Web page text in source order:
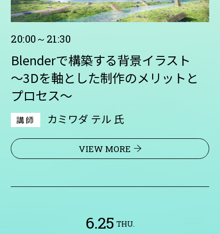
20:00～21:30
Blenderで構築する背景イラスト
～3Dを軸とした制作のメリットと
プロセス～
講師 カミワダ テル 氏
VIEW MORE
6.25 THU.